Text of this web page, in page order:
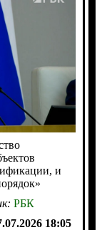
и
РБК
18:05